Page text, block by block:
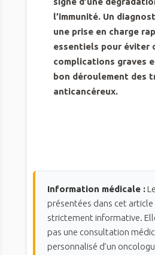
l’immunité. Un
une prise en charge
essentiels pour éviter
complications graves
bon déroulement des
anticancéreux.
Information médicale :
présentées dans cet
strictement informative.
pas une consultation
personnalisé d’un